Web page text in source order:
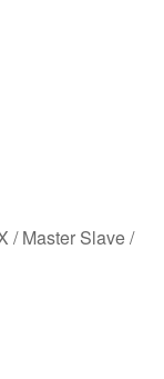
/ Master Slave /